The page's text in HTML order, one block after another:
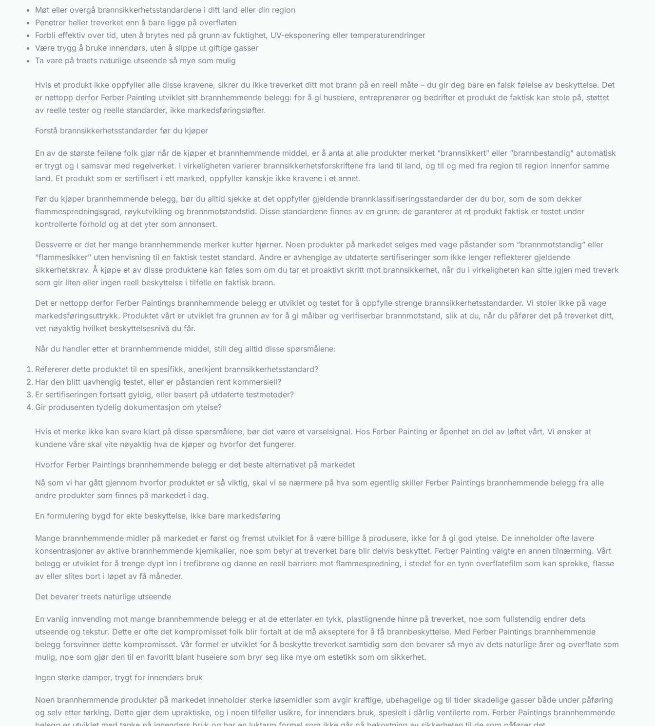
Møt eller overgå brannsikkerhetsstandardene i ditt land eller din region
Penetrer heller treverket enn å bare ligge på overflaten
Forbli effektiv over tid, uten å brytes ned på grunn av fuktighet, UV-eksponering eller temperaturendringer
Være trygg å bruke innendørs, uten å slippe ut giftige gasser
Ta vare på treets naturlige utseende så mye som mulig
Hvis et produkt ikke oppfyller alle disse kravene, sikrer du ikke treverket ditt mot brann på en reell måte – du gir deg bare en falsk følelse av beskyttelse. Det
er nettopp derfor Ferber Painting utviklet sitt brannhemmende belegg: for å gi huseiere, entreprenører og bedrifter et produkt de faktisk kan stole på, støttet
av reelle tester og reelle standarder, ikke markedsføringsløfter.
Forstå brannsikkerhetsstandarder før du kjøper
En av de største feilene folk gjør når de kjøper et brannhemmende middel, er å anta at alle produkter merket “brannsikkert” eller “brannbestandig” automatisk
er trygt og i samsvar med regelverket. I virkeligheten varierer brannsikkerhetsforskriftene fra land til land, og til og med fra region til region innenfor samme
land. Et produkt som er sertifisert i ett marked, oppfyller kanskje ikke kravene i et annet.
Før du kjøper brannhemmende belegg, bør du alltid sjekke at det oppfyller gjeldende brannklassifiseringsstandarder der du bor, som de som dekker
flammespredningsgrad, røykutvikling og brannmotstandstid. Disse standardene finnes av en grunn: de garanterer at et produkt faktisk er testet under
kontrollerte forhold og at det yter som annonsert.
Dessverre er det her mange brannhemmende merker kutter hjørner. Noen produkter på markedet selges med vage påstander som “brannmotstandig” eller
“flammesikker” uten henvisning til en faktisk testet standard. Andre er avhengige av utdaterte sertifiseringer som ikke lenger reflekterer gjeldende
sikkerhetskrav. Å kjøpe et av disse produktene kan føles som om du tar et proaktivt skritt mot brannsikkerhet, når du i virkeligheten kan sitte igjen med treverk
som gir liten eller ingen reell beskyttelse i tilfelle en faktisk brann.
Det er nettopp derfor Ferber Paintings brannhemmende belegg er utviklet og testet for å oppfylle strenge brannsikkerhetsstandarder. Vi stoler ikke på vage
markedsføringsuttrykk. Produktet vårt er utviklet fra grunnen av for å gi målbar og verifiserbar brannmotstand, slik at du, når du påfører det på treverket ditt,
vet nøyaktig hvilket beskyttelsesnivå du får.
Når du handler etter et brannhemmende middel, still deg alltid disse spørsmålene:
Refererer dette produktet til en spesifikk, anerkjent brannsikkerhetsstandard?
Har den blitt uavhengig testet, eller er påstanden rent kommersiell?
Er sertifiseringen fortsatt gyldig, eller basert på utdaterte testmetoder?
Gir produsenten tydelig dokumentasjon om ytelse?
Hvis et merke ikke kan svare klart på disse spørsmålene, bør det være et varselsignal. Hos Ferber Painting er åpenhet en del av løftet vårt. Vi ønsker at
kundene våre skal vite nøyaktig hva de kjøper og hvorfor det fungerer.
Hvorfor Ferber Paintings brannhemmende belegg er det beste alternativet på markedet
Nå som vi har gått gjennom hvorfor produktet er så viktig, skal vi se nærmere på hva som egentlig skiller Ferber Paintings brannhemmende belegg fra alle
andre produkter som finnes på markedet i dag.
En formulering bygd for ekte beskyttelse, ikke bare markedsføring
Mange brannhemmende midler på markedet er først og fremst utviklet for å være billige å produsere, ikke for å gi god ytelse. De inneholder ofte lavere
konsentrasjoner av aktive brannhemmende kjemikalier, noe som betyr at treverket bare blir delvis beskyttet. Ferber Painting valgte en annen tilnærming. Vårt
belegg er utviklet for å trenge dypt inn i trefibrene og danne en reell barriere mot flammespredning, i stedet for en tynn overflatefilm som kan sprekke, flasse
av eller slites bort i løpet av få måneder.
Det bevarer treets naturlige utseende
En vanlig innvending mot mange brannhemmende belegg er at de etterlater en tykk, plastlignende hinne på treverket, noe som fullstendig endrer dets
utseende og tekstur. Dette er ofte det kompromisset folk blir fortalt at de må akseptere for å få brannbeskyttelse. Med Ferber Paintings brannhemmende
belegg forsvinner dette kompromisset. Vår formel er utviklet for å beskytte treverket samtidig som den bevarer så mye av dets naturlige årer og overflate som
mulig, noe som gjør den til en favoritt blant huseiere som bryr seg like mye om estetikk som om sikkerhet.
Ingen sterke damper, trygt for innendørs bruk
Noen brannhemmende produkter på markedet inneholder sterke løsemidler som avgir kraftige, ubehagelige og til tider skadelige gasser både under påføring
og selv etter tørking. Dette gjør dem upraktiske, og i noen tilfeller usikre, for innendørs bruk, spesielt i dårlig ventilerte rom. Ferber Paintings brannhemmende